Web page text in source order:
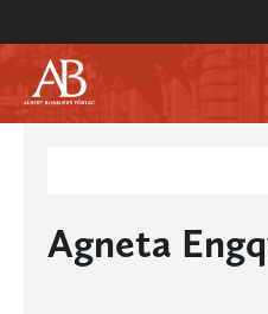
Agneta